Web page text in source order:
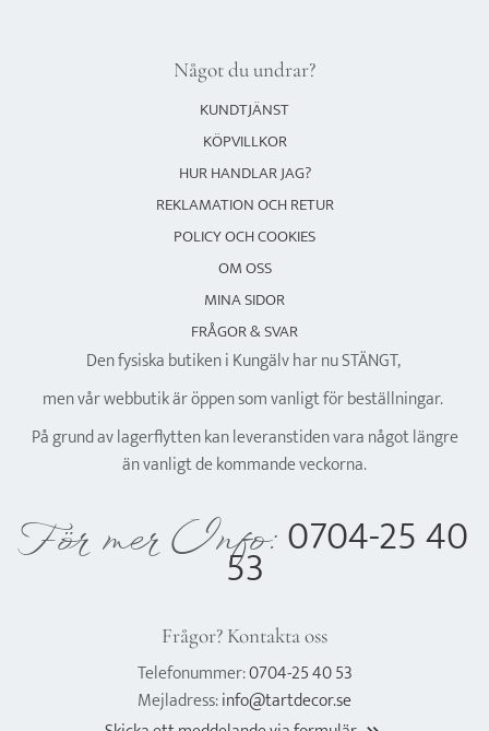
Något du undrar?
KUNDTJÄNST
KÖPVILLKOR
HUR HANDLAR JAG?
REKLAMATION OCH RETUR
POLICY OCH COOKIES
OM OSS
MINA SIDOR
FRÅGOR & SVAR
Den fysiska butiken i Kungälv har nu STÄNGT,
men vår webbutik är öppen som vanligt för beställningar.
På grund av lagerflytten kan leveranstiden vara något längre
än vanligt de kommande veckorna.
För mer Info: 0704-25 40
53
Frågor? Kontakta oss
Telefonummer:0704-25 40 53
Mejladress:info@tartdecor.se